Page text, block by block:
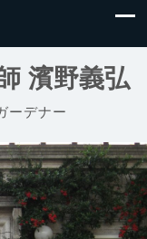
濱野義弘
ーデナー